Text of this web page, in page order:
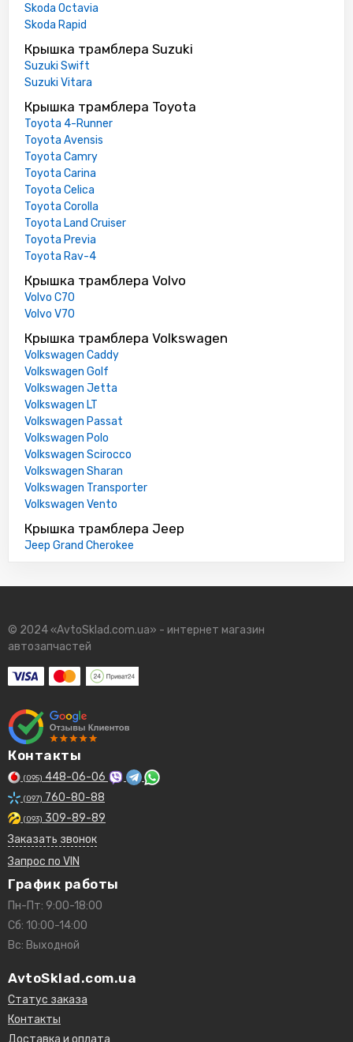
Skoda Octavia
Skoda Rapid
Крышка трамблера Suzuki
Suzuki Swift
Suzuki Vitara
Крышка трамблера Toyota
Toyota 4-Runner
Toyota Avensis
Toyota Camry
Toyota Carina
Toyota Celica
Toyota Corolla
Toyota Land Cruiser
Toyota Previa
Toyota Rav-4
Крышка трамблера Volvo
Volvo C70
Volvo V70
Крышка трамблера Volkswagen
Volkswagen Caddy
Volkswagen Golf
Volkswagen Jetta
Volkswagen LT
Volkswagen Passat
Volkswagen Polo
Volkswagen Scirocco
Volkswagen Sharan
Volkswagen Transporter
Volkswagen Vento
Крышка трамблера Jeep
Jeep Grand Cherokee
© 2024 «AvtoSklad.com.ua» - интернет магазин
автозапчастей
Контакты
(095) 448-06-06
(097) 760-80-88
(093) 309-89-89
Заказать звонок
Запрос по VIN
График работы
Пн-Пт: 9:00-18:00
Сб: 10:00-14:00
Вс: Выходной
AvtoSklad.com.ua
Статус заказа
Контакты
Доставка и оплата